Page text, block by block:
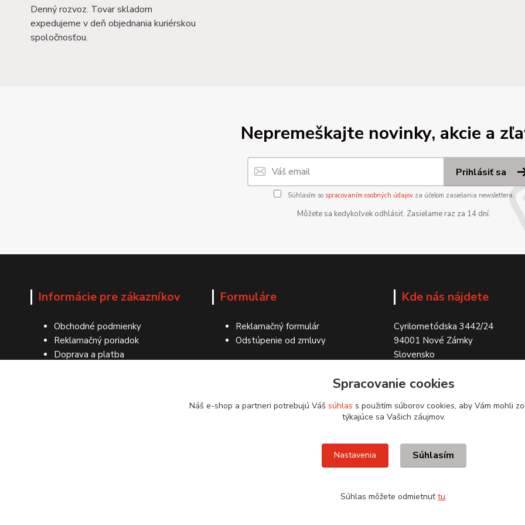
Denný rozvoz. Tovar skladom
expedujeme v deň objednania kuriérskou
spoločnosťou.
Nepremeškajte novinky, akcie a
Prihlásiť sa
Súhlasím so spracovaním osobných údajovza účelom zasielania newslettera.
Môžete sa kedykoľvek odhlásiť. Zasielame raz za 14 dní.
Informácie pre zákazníkov
Obchodné podmienky
Reklamačný poriadok
Doprava a platba
Formuláre
Reklamačný formulár
Odstúpenie od zmluvy
Kde nás nájdete
Cyrilometódska 3442/24
94001 Nové Zámky
Slovensko
Spracovanie cookies
Náš e-shop a partneri potrebujú Váš súhlas s použitím súborov cookies, aby Vám mohli
týkajúce sa Vašich záujmov.
Nastavenia Súhlasím
Súhlas môžete odmietnuť tu.